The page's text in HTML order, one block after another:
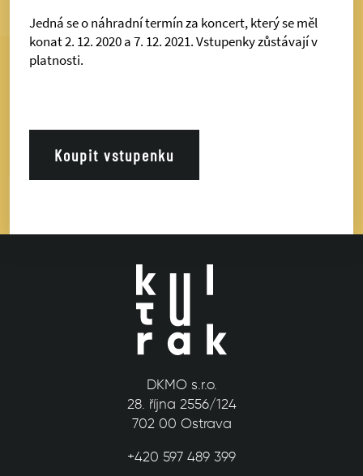
Jedná se o náhradní termín za koncert, který se měl
konat 2. 12. 2020 a 7. 12. 2021. Vstupenky zůstávají v
platnosti.
Koupit vstupenku
DKMO s.r.o.
28. října 2556/124
702 00 Ostrava
+420 597 489 399